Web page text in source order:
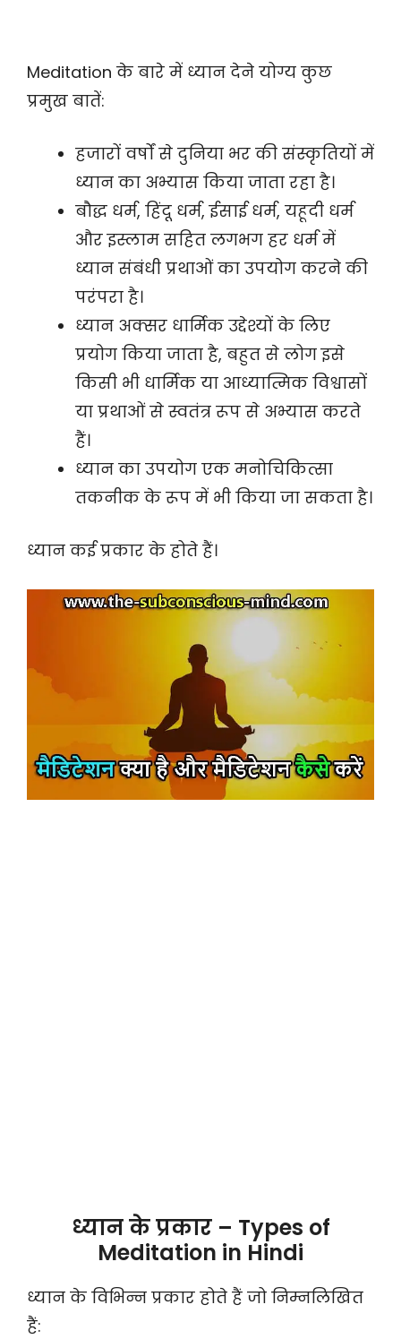
Meditation के बारे में ध्यान देने योग्य कुछ
प्रमुख बातें:
हजारों वर्षों से दुनिया भर की संस्कृतियों में
ध्यान का अभ्यास किया जाता रहा है।
बौद्ध धर्म, हिंदू धर्म, ईसाई धर्म, यहूदी धर्म
और इस्लाम सहित लगभग हर धर्म में
ध्यान संबंधी प्रथाओं का उपयोग करने की
परंपरा है।
ध्यान अक्सर धार्मिक उद्देश्यों के लिए
प्रयोग किया जाता है, बहुत से लोग इसे
किसी भी धार्मिक या आध्यात्मिक विश्वासों
या प्रथाओं से स्वतंत्र रूप से अभ्यास करते
हैं।
ध्यान का उपयोग एक मनोचिकित्सा
तकनीक के रूप में भी किया जा सकता है।
ध्यान कई प्रकार के होते हैं।
ध्यान के प्रकार – Types of
Meditation in Hindi
ध्यान के विभिन्न प्रकार होते हैं जो निम्नलिखित
हैं: